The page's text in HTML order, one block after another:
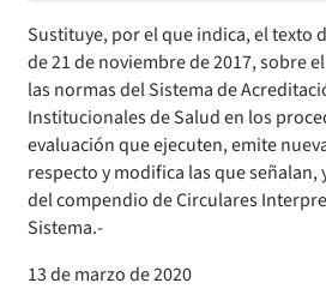
Convenios de colaboración
Declaración de patrimonio e
Decreta reserva o secreto según
Estructura Orgánica
Informes de Fiscalización
Compendio de Archivos Maestros
Compendio Información
Compendio Instrumentos
Compendio Procedimientos
Informes de fiscalización
Sanciones aplicadas
Sanciones a Entidades Acreditadoras
Sanciones Agentes de Ventas
Sustituye, por el que indica, el texto
de 21 de noviembre de 2017, sobre
las normas del Sistema de
Institucionales de Salud en los
evaluación que ejecuten, emite
respecto y modifica las que señalan,
del compendio de Circulares
Sistema.-
13 de marzo de 2020